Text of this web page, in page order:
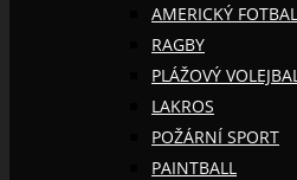
AMERICKÝ FOTBAL
RAGBY
PLÁŽOVÝ VOLEJBAL
LAKROS
POŽÁRNÍ SPORT
PAINTBALL